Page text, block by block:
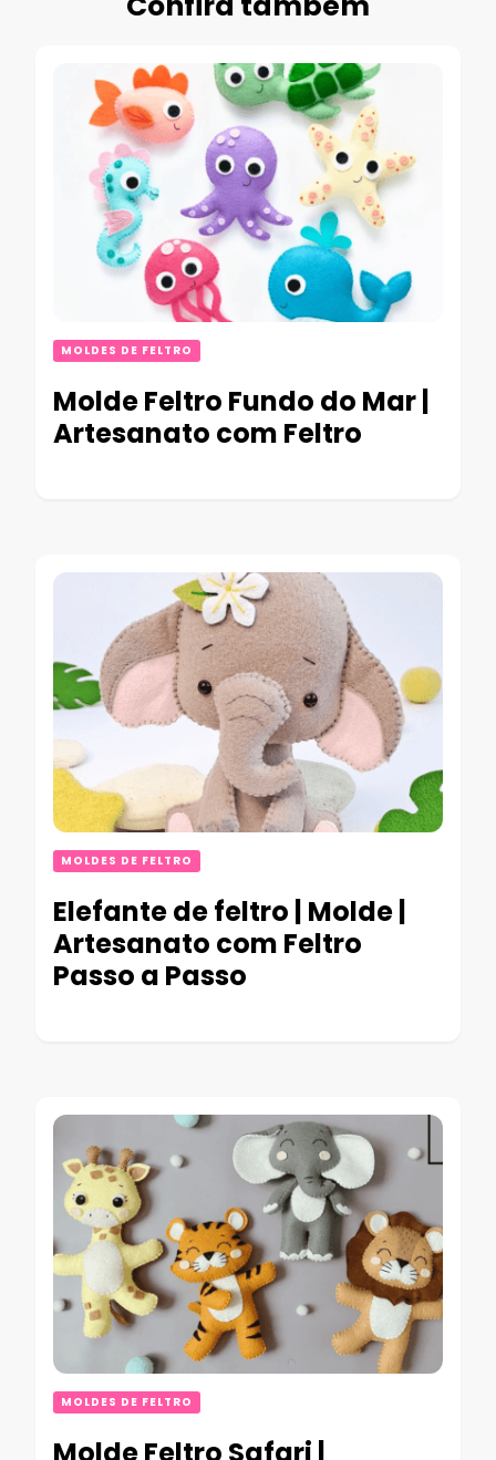
MOLDES DE FELTRO
Molde Feltro Fundo do Mar |
Artesanato com Feltro
MOLDES DE FELTRO
Elefante de feltro | Molde |
Artesanato com Feltro
Passo a Passo
MOLDES DE FELTRO
Molde Feltro Safari |